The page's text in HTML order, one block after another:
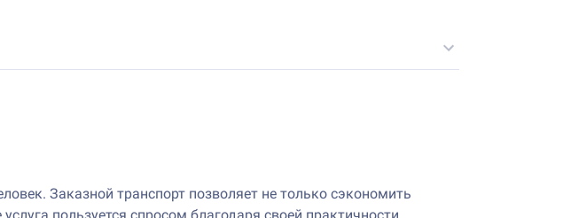
Заказной транспорт позволяет не только сэкономить